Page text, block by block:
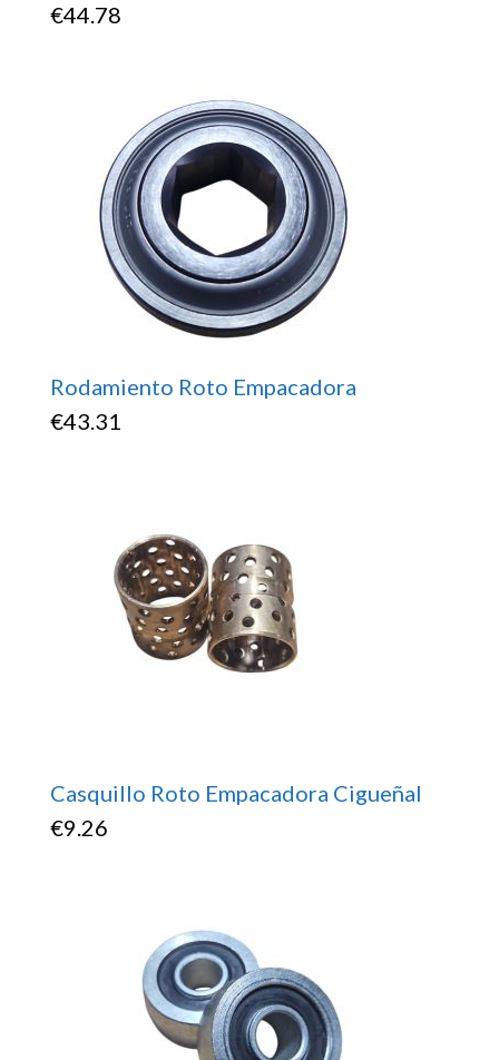
€44.78
Rodamiento Roto Empacadora
€43.31
Casquillo Roto Empacadora Cigueñal
€9.26